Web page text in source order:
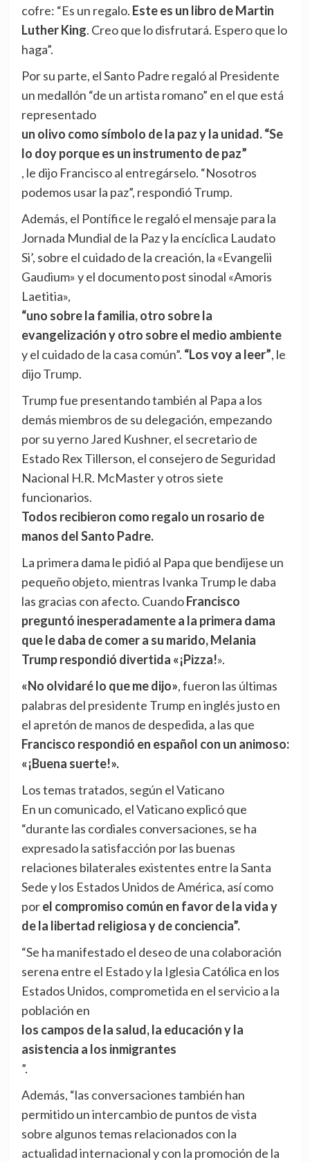
cofre: “Es un regalo. Este es un libro de Martin
Luther King. Creo que lo disfrutará. Espero que lo
haga”.
Por su parte, el Santo Padre regaló al Presidente
un medallón “de un artista romano” en el que está
representado
un olivo como símbolo de la paz y la unidad. “Se
lo doy porque es un instrumento de paz”
, le dijo Francisco al entregárselo. “Nosotros
podemos usar la paz”, respondió Trump.
Además, el Pontífice le regaló el mensaje para la
Jornada Mundial de la Paz y la encíclica Laudato
Si’, sobre el cuidado de la creación, la «Evangelii
Gaudium» y el documento post sinodal «Amoris
Laetitia»,
“uno sobre la familia, otro sobre la
evangelización y otro sobre el medio ambiente
y el cuidado de la casa común”. “Los voy a leer”, le
dijo Trump.
Trump fue presentando también al Papa a los
demás miembros de su delegación, empezando
por su yerno Jared Kushner, el secretario de
Estado Rex Tillerson, el consejero de Seguridad
Nacional H.R. McMaster y otros siete
funcionarios.
Todos recibieron como regalo un rosario de
manos del Santo Padre.
La primera dama le pidió al Papa que bendijese un
pequeño objeto, mientras Ivanka Trump le daba
las gracias con afecto. CuandoFrancisco
preguntó inesperadamente a la primera dama
que le daba de comer a su marido, Melania
Trump respondió divertida «¡Pizza!».
«No olvidaré lo que me dijo», fueron las últimas
palabras del presidente Trump en inglés justo en
el apretón de manos de despedida, a las que
Francisco respondió en español con un animoso:
«¡Buena suerte!».
Los temas tratados, según el Vaticano
En un comunicado, el Vaticano explicó que
“durante las cordiales conversaciones, se ha
expresado la satisfacción por las buenas
relaciones bilaterales existentes entre la Santa
Sede y los Estados Unidos de América, así como
porel compromiso común en favor de la vida y
de la libertad religiosa y de conciencia”.
“Se ha manifestado el deseo de una colaboración
serena entre el Estado y la Iglesia Católica en los
Estados Unidos, comprometida en el servicio a la
población en
los campos de la salud, la educación y la
asistencia a los inmigrantes
”.
Además, “las conversaciones también han
permitido un intercambio de puntos de vista
sobre algunos temas relacionados con la
actualidad internacional y con la promoción de la